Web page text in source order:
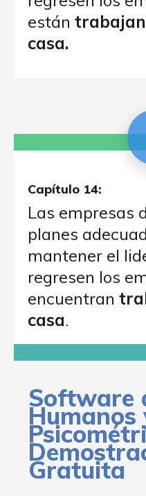
están
casa.
Capítulo 14:
Las empresas
planes
mantener el
regresen los
encuentran
casa.
Software
Humanos
Gratuita